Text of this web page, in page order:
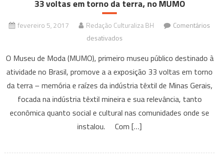
33 voltas em torno da terra, no MUMO
fevereiro 5, 2017 Redação Culturaliza BH
Comentários
desativados
voltas
em
torno
da
terra,
O Museu de Moda (MUMO), primeiro museu público destinado à
atividade no Brasil, promove a a exposição 33 voltas em torno
da terra – memória e raízes da indústria têxtil de Minas Gerais,
focada na indústria têxtil mineira e sua relevância, tanto
econômica quanto social e cultural nas comunidades onde se
instalou. Com […]